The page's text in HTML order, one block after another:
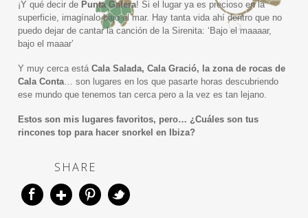
¡Y qué decir de Punta Galera! Si el lugar ya es precioso en la
superficie, imagínalo bajo el mar. Hay tanta vida ahí dentro que no
puedo dejar de cantar la canción de la Sirenita: ‘Bajo el maaaar,
bajo el maaar’
Y muy cerca está Cala Salada, Cala Gració, la zona de rocas de
Cala Conta… son lugares en los que pasarte horas descubriendo
ese mundo que tenemos tan cerca pero a la vez es tan lejano.
Estos son mis lugares favoritos, pero… ¿Cuáles son tus
rincones top para hacer snorkel en Ibiza?
SHARE